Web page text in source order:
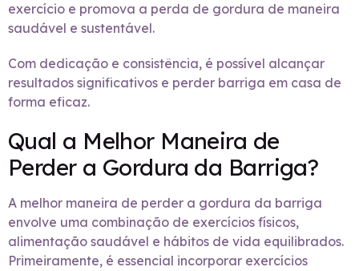
exercício e promova a perda de gordura de maneira
saudável e sustentável.
Com dedicação e consistência, é possível alcançar
resultados significativos e perder barriga em casa de
forma eficaz.
Qual a Melhor Maneira de
Perder a Gordura da Barriga?
A melhor maneira de perder a gordura da barriga
envolve uma combinação de exercícios físicos,
alimentação saudável e hábitos de vida equilibrados.
Primeiramente, é essencial incorporar exercícios